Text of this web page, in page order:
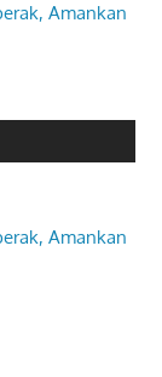
Amankan
Amankan